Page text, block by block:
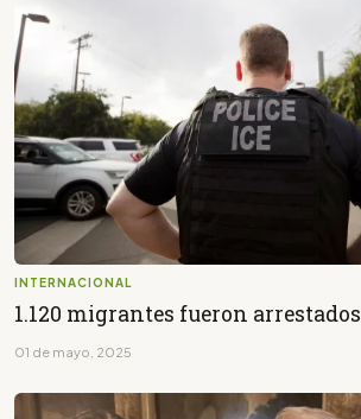
INTERNACIONAL
1.120 migrantes fueron
01 de mayo, 2025